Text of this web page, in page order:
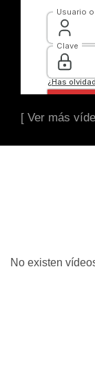
[ Ver más
No existen